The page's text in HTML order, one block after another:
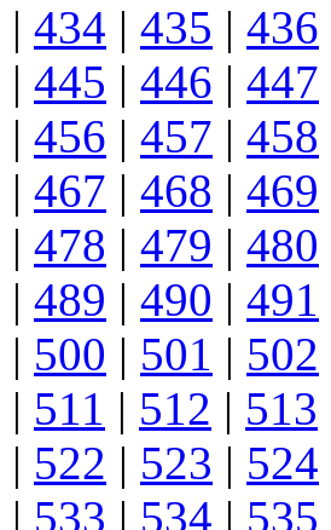
| 434 | 435 | 436
| 445 | 446 | 447
| 456 | 457 | 458
| 467 | 468 | 469
| 478 | 479 | 480
| 489 | 490 | 491
| 500 | 501 | 502
| 511 | 512 | 513
| 522 | 523 | 524
| 533 | 534 | 535